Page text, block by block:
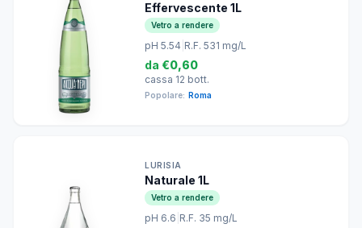
Effervescente 1L
Vetro a rendere
pH 5.54 R.F. 531 mg/L
da €0,60
cassa 12 bott.
Popolare: Roma
LURISIA
Naturale 1L
Vetro a rendere
pH 6.6 R.F. 35 mg/L